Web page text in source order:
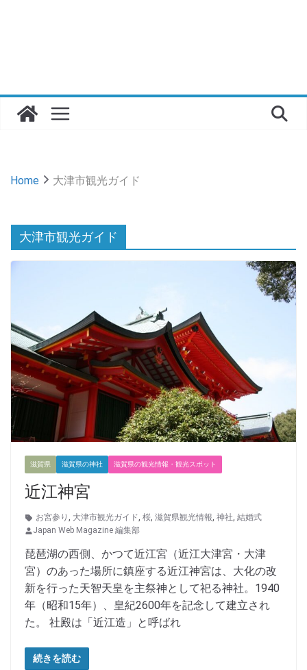
Home 大津市観光ガイド
大津市観光ガイド
滋賀県 滋賀県の神社 滋賀県の観光情報・観光スポット
近江神宮
お宮参り , 大津市観光ガイド, 桜, 滋賀県観光情報, 神社, 結婚式
Japan Web Magazine 編集部
琵琶湖の西側、かつて近江宮（近江大津宮・大津
宮）のあった場所に鎮座する近江神宮は、大化の改
新を行った天智天皇を主祭神として祀る神社。1940
年（昭和15年）、皇紀2600年を記念して建立され
た。 社殿は「近江造」と呼ばれ
続きを読む